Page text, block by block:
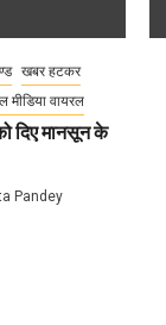
खबर हटकर
मीडिया वायरल
दिए मानसून के
Pandey